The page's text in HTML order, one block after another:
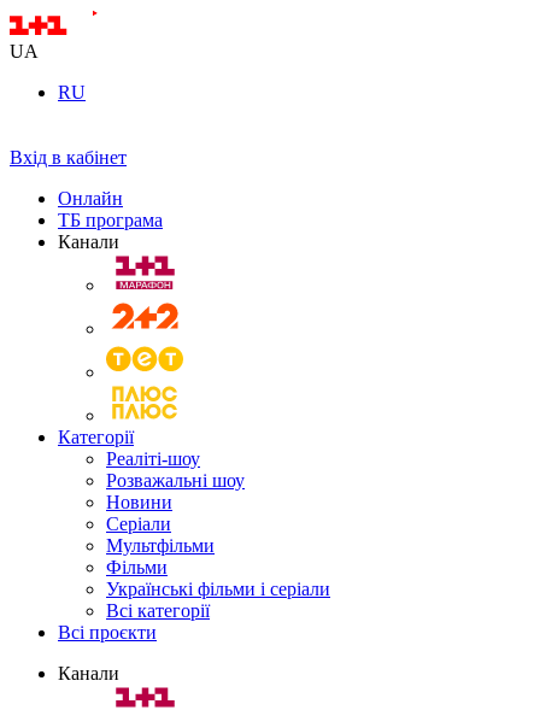
UA
RU
Вхід в кабінет
Онлайн
ТБ програма
Канали
Категорії
Реаліті-шоу
Розважальні шоу
Новини
Серіали
Мультфільми
Фільми
Українські фільми і серіали
Всі категорії
Всі проєкти
Канали